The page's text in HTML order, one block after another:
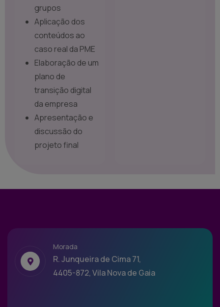
grupos
Aplicação dos
conteúdos ao
caso real da PME
Elaboração de um
plano de
transição digital
da empresa
Apresentação e
discussão do
projeto final
Morada
R. Junqueira de Cima 71,
4405-872, Vila Nova de Gaia